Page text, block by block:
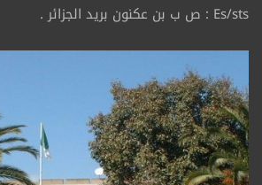
Es/sts : ص ب بن عكنون بريد الجزائر .